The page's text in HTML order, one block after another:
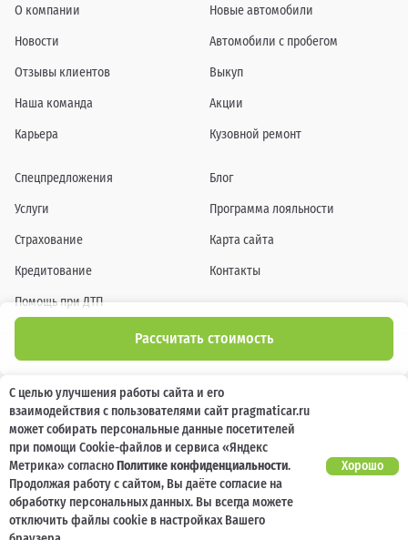
Рассчитать стоимость
О компании
Новости
Отзывы клиентов
Наша команда
Карьера
Новые автомобили
Автомобили с пробегом
Выкуп
Акции
Кузовной ремонт
Спецпредложения
Услуги
Страхование
Кредитование
Помощь при ДТП
Блог
Программа лояльности
Карта сайта
Контакты
Информация о технических характеристиках, составе комплектаций, цветовой
гамме и стоимости автомобилей, а также действующих акциях, сроках и условиях
их проведения, указанных на сайте www.pragmaticar.ru, носит информационный
характер и ни при каких условиях не является публичной офертой,
определяемой положениями пунктом 2 статьи 437 Гражданского кодекса
Российской Федерации. Для получения подробной информации обращайтесь к
специалистам нашей компании.
© ПРАГМАТИКА, 2026
С целью улучшения работы сайта и его
взаимодействия с пользователями сайт pragmaticar.ru
может собирать персональные данные посетителей
при помощи Cookie-файлов и сервиса «Яндекс
Метрика» согласноПолитике конфиденциальности.
Продолжая работу с сайтом, Вы даёте согласие на
обработку персональных данных. Вы всегда можете
отключить файлы cookie в настройках Вашего
Хорошо